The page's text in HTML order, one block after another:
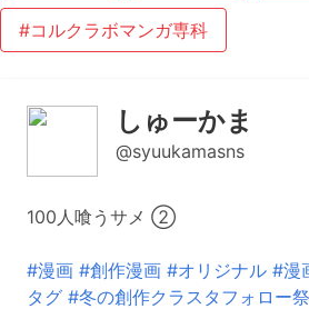
#コルクラボマンガ専科
しゅーかま
@syuukamasns
100人喰うサメ ②
#漫画 #創作漫画 #オリジナル #漫
タグ #冬の創作クラスタフォロー